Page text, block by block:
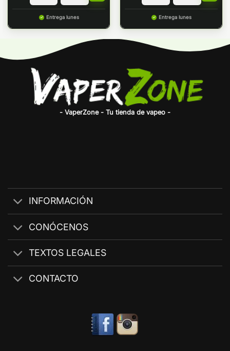
Entrega lunes Entrega lunes
- VaperZone - Tu tienda de vapeo -
INFORMACIÓN
CONÓCENOS
TEXTOS LEGALES
CONTACTO